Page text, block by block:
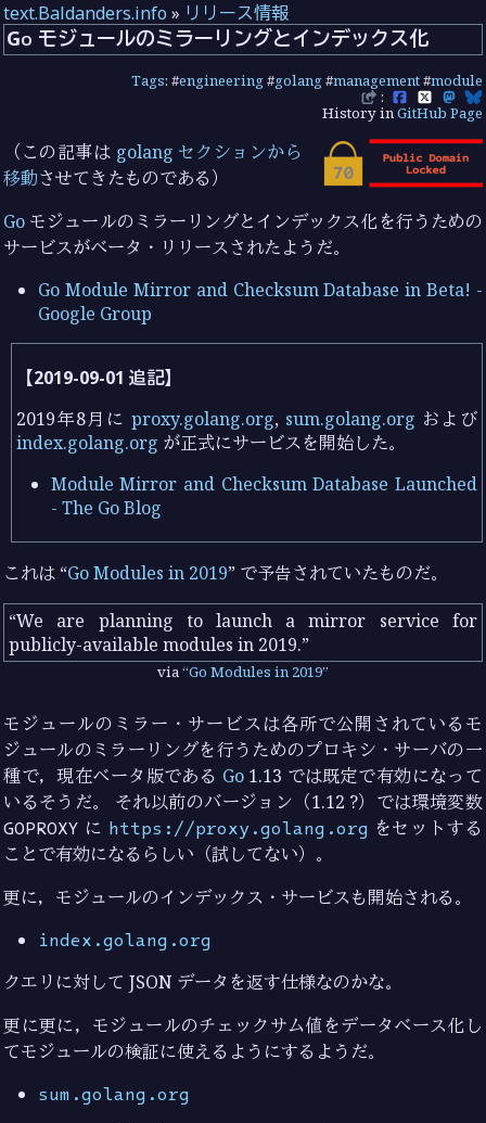
text.Baldanders.info » リリース情報
Go モジュールのミラーリングとインデックス化
Tags: #engineering#golang#management#module
:
History inGitHub Page
（この記事は golang セクションから
移動させてきたものである）
Go モジュールのミラーリングとインデックス化を行うための
サービスがベータ・リリースされたようだ。
Go Module Mirror and Checksum Database in Beta! -
Google Group
【2019-09-01 追記】
2019年8月にproxy.golang.org, sum.golang.org および
index.golang.org が正式にサービスを開始した。
Module Mirror and Checksum Database Launched
- The Go Blog
これは “Go Modules in 2019” で予告されていたものだ。
We are planning to launch a mirror service for
publicly-available modules in 2019.
via Go Modules in 2019
モジュールのミラー・サービスは各所で公開されているモ
ジュールのミラーリングを行うためのプロキシ・サーバの一
種で，現在ベータ版である Go1.13 では既定で有効になって
いるそうだ。 それ以前のバージョン（1.12 ?）では環境変数
GOPROXY に https://proxy.golang.org をセットする
ことで有効になるらしい（試してない）。
更に，モジュールのインデックス・サービスも開始される。
index.golang.org
クエリに対して JSON データを返す仕様なのかな。
更に更に，モジュールのチェックサム値をデータベース化し
てモジュールの検証に使えるようにするようだ。
sum.golang.org